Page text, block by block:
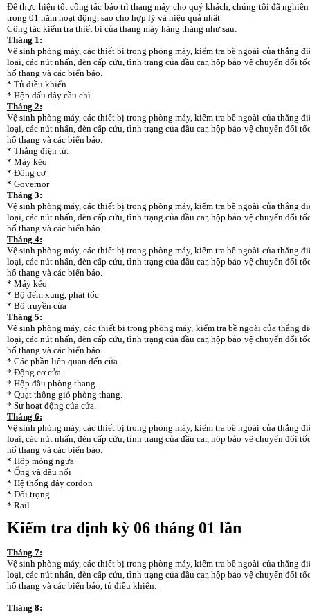
Để thực hiện tốt công tác bảo trì thang máy cho quý khách, chúng tôi đã
trong 01 năm hoạt động, sao cho hợp lý và hiệu quả nhất.
Công tác kiểm tra thiết bị của thang máy hàng tháng như sau:
Tháng 1:
Vệ sinh phòng máy, các thiết bị trong phòng máy, kiểm tra bề ngoài của thắng
loại, các nút nhấn, đèn cấp cứu, tình trạng của đầu car, hộp bảo vệ chuyển đổi
hố thang và các biển báo.
* Tủ điều khiển
* Hộp đấu dây cầu chì.
Tháng 2:
Vệ sinh phòng máy, các thiết bị trong phòng máy, kiểm tra bề ngoài của thắng
loại, các nút nhấn, đèn cấp cứu, tình trạng của đầu car, hộp bảo vệ chuyển đổi
hố thang và các biển báo.
* Thắng điện từ.
* Máy kéo
* Động cơ
* Governor
Tháng 3:
Vệ sinh phòng máy, các thiết bị trong phòng máy, kiểm tra bề ngoài của thắng
loại, các nút nhấn, đèn cấp cứu, tình trạng của đầu car, hộp bảo vệ chuyển đổi
hố thang và các biển báo.
Tháng 4:
Vệ sinh phòng máy, các thiết bị trong phòng máy, kiểm tra bề ngoài của thắng
loại, các nút nhấn, đèn cấp cứu, tình trạng của đầu car, hộp bảo vệ chuyển đổi
hố thang và các biển báo.
* Máy kéo
* Bộ đếm xung, phát tốc
* Bộ truyền cửa
Tháng 5:
Vệ sinh phòng máy, các thiết bị trong phòng máy, kiểm tra bề ngoài của thắng
loại, các nút nhấn, đèn cấp cứu, tình trạng của đầu car, hộp bảo vệ chuyển đổi
hố thang và các biển báo.
* Các phần liên quan đến cửa.
* Động cơ cửa.
* Hộp đầu phòng thang.
* Quạt thông gió phòng thang.
* Sự hoạt động của cửa.
Tháng 6:
Vệ sinh phòng máy, các thiết bị trong phòng máy, kiểm tra bề ngoài của thắng
loại, các nút nhấn, đèn cấp cứu, tình trạng của đầu car, hộp bảo vệ chuyển đổi
hố thang và các biển báo.
* Hộp móng ngựa
* Ống và đầu nối
* Hệ thống dây cordon
* Đối trọng
* Rail
Kiểm tra định kỳ 06 tháng 01 lần
Tháng 7:
Vệ sinh phòng máy, các thiết bị trong phòng máy, kiểm tra bề ngoài của thắng
loại, các nút nhấn, đèn cấp cứu, tình trạng của đầu car, hộp bảo vệ chuyển đổi
hố thang và các biển báo, tủ điều khiển.
Tháng 8: